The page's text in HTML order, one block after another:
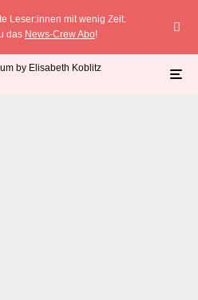
Leser:innen mit wenig Zeit.
das News-Crew Abo!